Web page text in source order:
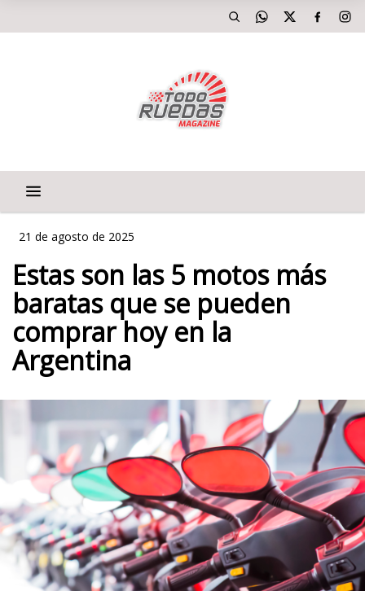
21 de agosto de 2025
Estas son las 5 motos más
baratas que se pueden
comprar hoy en la
Argentina